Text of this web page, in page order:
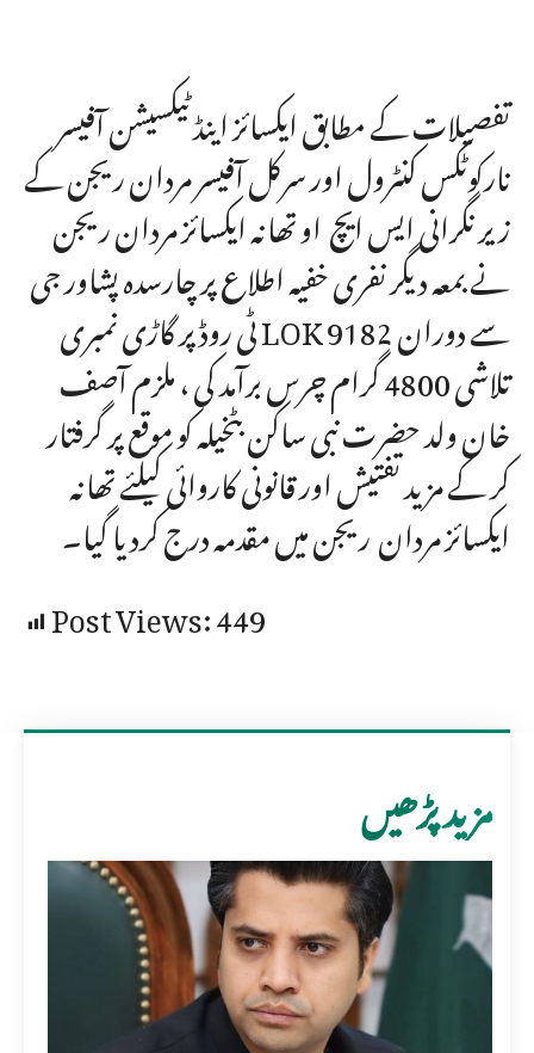
تفصیلات کے مطابق ایکسائز اینڈ ٹیکسیشن آفیسر
نارکوٹکس کنٹرول اور سرکل آفیسر مردان ریجن کے
زیر نگرانی ایس ایچ او تھانہ ایکسائز مردان ریجن
نے بمعہ دیگر نفری خفیہ اطلاع پر چارسدہ پشاور جی
ٹی روڈ پر گاڑی نمبری LOK 9182 سے دوران
تلاشی 4800 گرام چرس برآمد کی ، ملزم آصف
خان ولد حضرت نبی ساکن بٹخیلہ کو موقع پر گرفتار
کر کے مزید تفتیش اور قانونی کاروائی کیلئے تھانہ
ایکسائز مردان ریجن میں مقدمہ درج کردیا گیا۔
Post Views:449
مزید پڑھیں